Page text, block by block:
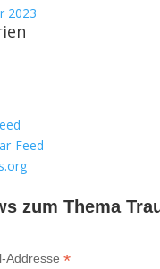
2023
Feed
zum Thema
Addresse *